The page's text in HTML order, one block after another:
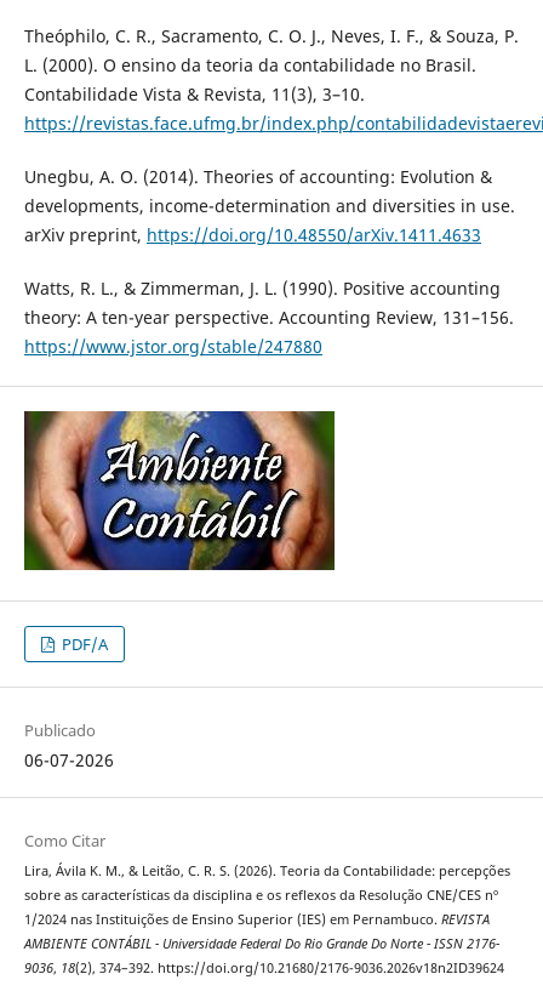
Theóphilo, C. R., Sacramento, C. O. J., Neves, I. F., & Souza, P.
L. (2000). O ensino da teoria da contabilidade no Brasil.
Contabilidade Vista & Revista, 11(3), 3–10.
https://revistas.face.ufmg.br/index.php/
Unegbu, A. O. (2014). Theories of accounting: Evolution &
developments, income-determination and diversities in use.
arXiv preprint, https://doi.org/10.48550/arXiv.1411.4633
Watts, R. L., & Zimmerman, J. L. (1990). Positive accounting
theory: A ten-year perspective. Accounting Review, 131–156.
https://www.jstor.org/stable/247880
PDF/A
Publicado
06-07-2026
Como Citar
Lira, Ávila K. M., & Leitão, C. R. S. (2026). Teoria da Contabilidade: percepções
sobre as características da disciplina e os reflexos da Resolução CNE/CES nº
1/2024 nas Instituições de Ensino Superior (IES) em Pernambuco. REVISTA
AMBIENTE CONTÁBIL - Universidade Federal Do Rio Grande Do Norte - ISSN 2176-
9036, 18(2), 374–392. https://doi.org/10.21680/2176-9036.2026v18n2ID39624